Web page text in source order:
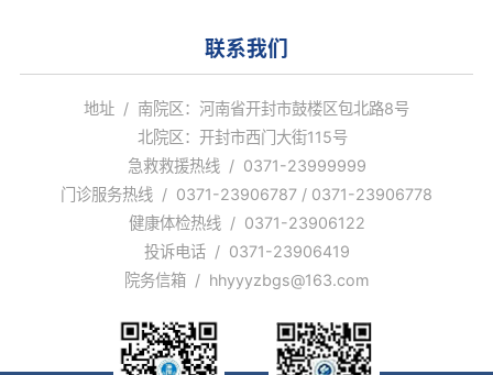
联系我们
地址 / 南院区：河南省开封市鼓楼区包北路8号
北院区：开封市西门大街115号
急救救援热线 / 0371-23999999
门诊服务热线 / 0371-23906787 / 0371-23906778
健康体检热线 / 0371-23906122
投诉电话 / 0371-23906419
院务信箱 / hhyyyzbgs@163.com